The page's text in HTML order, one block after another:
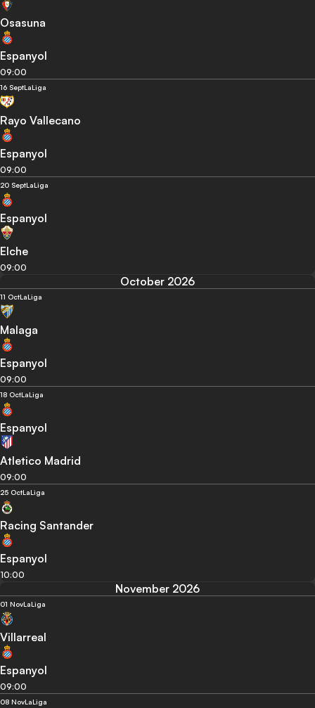
Osasuna
Espanyol
09:00
16 SeptLaLiga
Rayo Vallecano
Espanyol
09:00
20 SeptLaLiga
Espanyol
Elche
09:00
October 2026
11 OctLaLiga
Malaga
Espanyol
09:00
18 OctLaLiga
Espanyol
Atletico Madrid
09:00
25 OctLaLiga
Racing Santander
Espanyol
10:00
November 2026
01 NovLaLiga
Villarreal
Espanyol
09:00
08 NovLaLiga